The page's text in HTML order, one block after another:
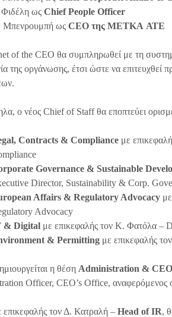
ωςChief People Officer
Μπενρουμπή ωςCEO τηςMETKA ΑΤΕ
of the CEO θα συμπληρωθεί με τη
της οργάνωσης, έτσι ώστε να
ο νέος Chief of Staff θα εποπτεύει
Contracts & Compliance με
Governance & Sustainable
Director, Sustainability & Corp.
Affairs & Regulatory Advocacy
Advocacy
& Digital με επικεφαλής τον K. Φατόλα –
& Permitting με επικεφαλής
η θέση Administration &
Officer, CEO’s Office, αναφερόμενος
τον Δ. Κατραλή –Head of IR,